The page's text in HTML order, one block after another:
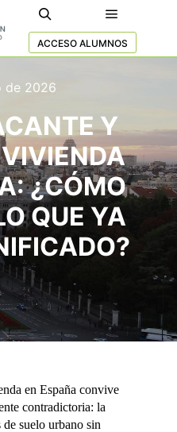
ACCESO ALUMNOS
de 2026
Y
¿CÓMO
QUE YA
en España convive
contradictoria: la
suelo urbano sin